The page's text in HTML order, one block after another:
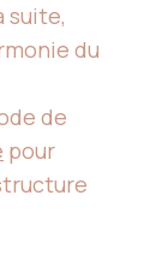
suite,
du
de
pour